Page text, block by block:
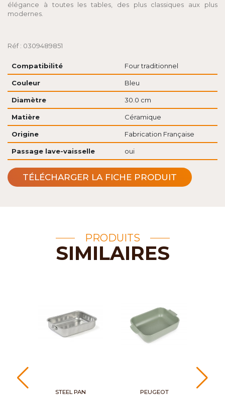
élégance à toutes les tables, des plus classiques aux plus
modernes.
Réf : 0309489851
Compatibilité Four traditionnel
Couleur Bleu
Diamètre 30.0 cm
Matière Céramique
Origine Fabrication Française
Passage lave-vaisselle oui
TÉLÉCHARGER LA FICHE PRODUIT
PRODUITS
SIMILAIRES
STEEL PAN PEUGEOT